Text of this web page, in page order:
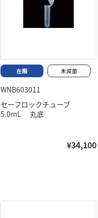
WNB603011
セーフロックチューブ
5.0mL 丸底
¥34,100